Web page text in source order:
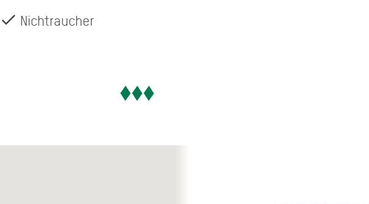
Nichtraucher